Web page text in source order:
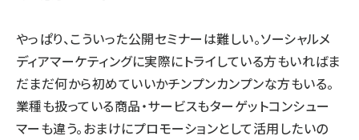
やっぱり、こういった公開セミナーは難しい。ソーシャルメ
ディアマーケティングに実際にトライしている方もいればま
だまだ何から初めていいかチンプンカンプンな方もいる。
業種も扱っている商品・サービスもターゲットコンシュー
マーも違う。おまけにプロモーションとして活用したいの